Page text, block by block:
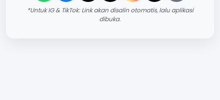
*Untuk IG & TikTok: Link akan disalin otomatis, lalu aplikasi
dibuka.